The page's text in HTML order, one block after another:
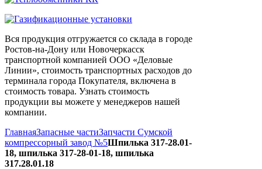
Вся продукция отгружается со склада в городе
Ростов-на-Дону или Новочеркасск
транспортной компанией ООО «Деловые
Линии», стоимость транспортных расходов до
терминала города Покупателя, включена в
стоимость товара. Узнать стоимость
продукции вы можете у менеджеров нашей
компании.
ГлавнаяЗапасные частиЗапчасти Сумской
компрессорный завод №5Шпилька 317-28.01-
18, шпилька 317-28-01-18, шпилька
317.28.01.18